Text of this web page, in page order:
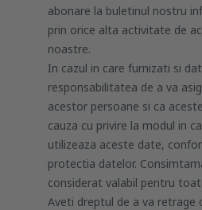
abonare la buletinul nostru
prin orice alta activitate de
noastre.
In cazul in care furnizati si
responsabilitatea de a va
acestor persoane si ca
cauza cu privire la modul in
utilizeaza aceste date,
protectia datelor.
considerat valabil pentru
Aveti dreptul de a va retrage